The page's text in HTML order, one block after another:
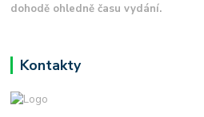
dohodě ohledně času vydání.
Kontakty